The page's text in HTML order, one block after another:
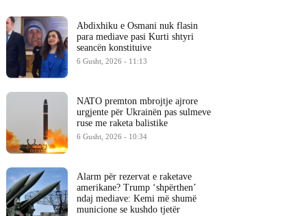
Abdixhiku e Osmani nuk flasin
para mediave pasi Kurti shtyri
seancën konstituive
6 Gusht, 2026 - 11:13
NATO premton mbrojtje ajrore
urgjente për Ukrainën pas sulmeve
ruse me raketa balistike
6 Gusht, 2026 - 10:34
Alarm për rezervat e raketave
amerikane? Trump ‘shpërthen’
ndaj mediave: Kemi më shumë
municione se kushdo tjetër